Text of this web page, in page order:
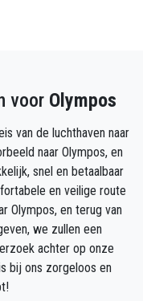
vlam van de
vakantiedorpen
deel van het park.
om achterover
bezoeken van
kiezelstrand hier,
een belangrijke
voor Olympos
van de luchthaven naar
naar Olympos, en
snel en betaalbaar
en veilige route
Olympos, en terug van
we zullen een
achter op onze
bij ons zorgeloos en